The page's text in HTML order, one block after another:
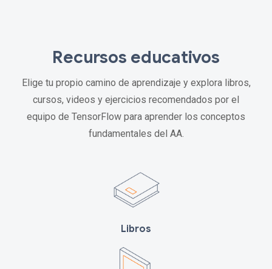
Recursos educativos
Elige tu propio camino de aprendizaje y explora libros,
cursos, videos y ejercicios recomendados por el
equipo de TensorFlow para aprender los conceptos
fundamentales del AA.
Libros